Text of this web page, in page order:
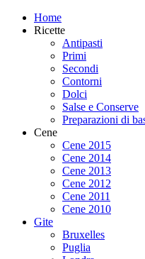
Home
Ricette
Antipasti
Primi
Secondi
Contorni
Dolci
Salse e Conserve
Preparazioni di
Cene
Cene 2015
Cene 2014
Cene 2013
Cene 2012
Cene 2011
Cene 2010
Gite
Bruxelles
Puglia